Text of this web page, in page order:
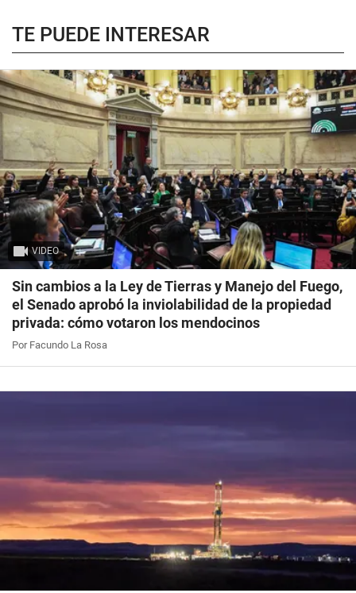
TE PUEDE INTERESAR
VIDEO
Sin cambios a la Ley de Tierras y Manejo del Fuego,
el Senado aprobó la inviolabilidad de la propiedad
privada: cómo votaron los mendocinos
Por Facundo La Rosa